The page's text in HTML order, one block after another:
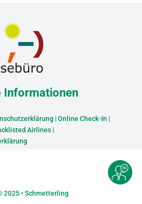
Informationen
|Online Check-In |
Airlines|
2025 • Schmetterling